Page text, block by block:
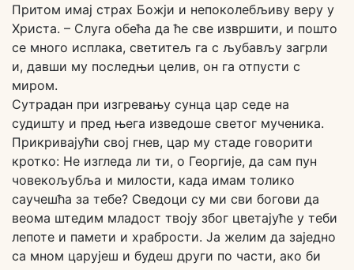
Притом имај страх Божји и непоколебљиву веру у
Христа. – Слуга обећа да ће све извршити, и пошто
се много исплака, светитељ га с љубављу загрли
и, давши му последњи целив, он га отпусти с
миром.
Сутрадан при изгревању сунца цар седе на
судишту и пред њега изведоше светог мученика.
Прикривајући свој гнев, цар му стаде говорити
кротко: Не изгледа ли ти, о Георгије, да сам пун
човекољубља и милости, када имам толико
саучешћа за тебе? Сведоци су ми сви богови да
веома штедим младост твоју због цветајуће у теби
лепоте и памети и храбрости. Ја желим да заједно
са мном царујеш и будеш други по части, ако би